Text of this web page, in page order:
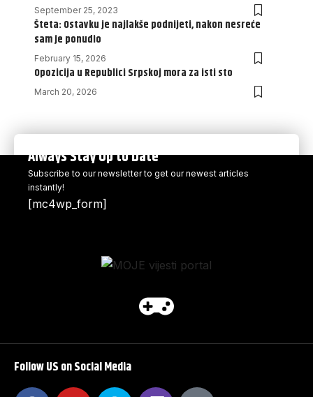
September 25, 2023
Šteta: Ostavku je najlakše podnijeti, nakon nesreće
sam je ponudio
February 15, 2026
Opozicija u Republici Srpskoj mora za isti sto
March 20, 2026
Always Stay Up to Date
Subscribe to our newsletter to get our newest articles
instantly!
[mc4wp_form]
Follow US on Social Media